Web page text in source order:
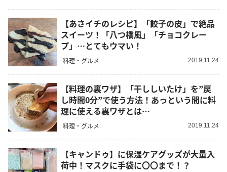
【あさイチのレシピ】「餃子の皮」で絶品
スイーツ！「八つ橋風」「チョコクレー
プ」…とてもウマい！
料理・グルメ 2019.11.24
【料理の裏ワザ】「干ししいたけ」を”戻
し時間0分”で使う方法！あっという間に料
理に使える裏ワザとは…
料理・グルメ 2019.11.24
【キャンドゥ】に保湿ケアグッズが大量入
荷中！マスクに手袋に〇〇まで！？